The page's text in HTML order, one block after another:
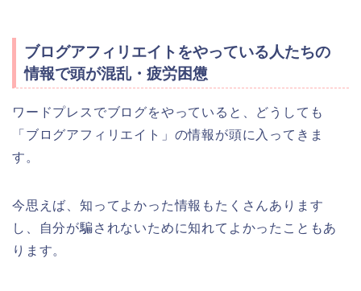
ブログアフィリエイトをやっている人たちの
情報で頭が混乱・疲労困憊
ワードプレスでブログをやっていると、どうしても
「ブログアフィリエイト」の情報が頭に入ってきま
す。
今思えば、知ってよかった情報もたくさんあります
し、自分が騙されないために知れてよかったこともあ
ります。